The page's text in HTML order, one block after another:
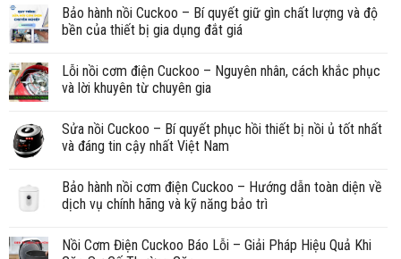
Bảo hành nồi Cuckoo – Bí quyết giữ gìn chất lượng và độ
bền của thiết bị gia dụng đắt giá
Lỗi nồi cơm điện Cuckoo – Nguyên nhân, cách khắc phục
và lời khuyên từ chuyên gia
Sửa nồi Cuckoo – Bí quyết phục hồi thiết bị nồi ủ tốt nhất
và đáng tin cậy nhất Việt Nam
Bảo hành nồi cơm điện Cuckoo – Hướng dẫn toàn diện về
dịch vụ chính hãng và kỹ năng bảo trì
Nồi Cơm Điện Cuckoo Báo Lỗi – Giải Pháp Hiệu Quả Khi